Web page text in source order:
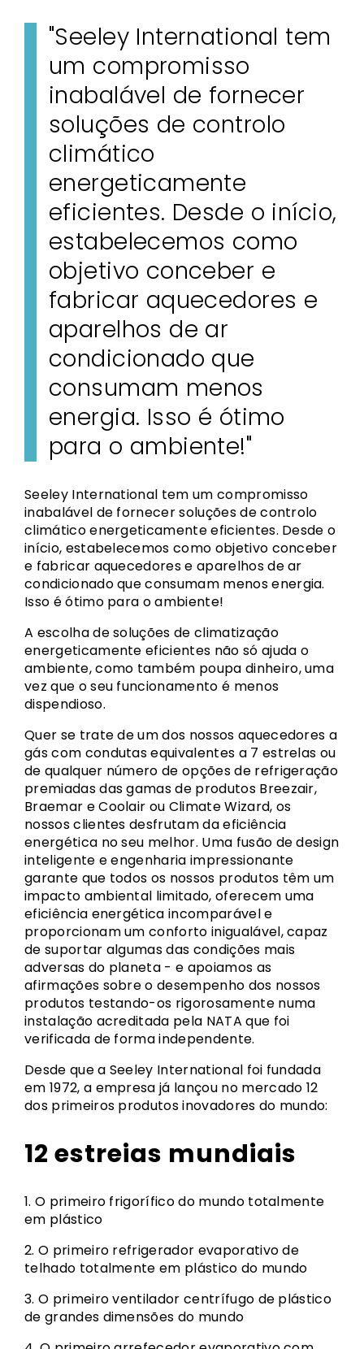
"Seeley International tem
um compromisso
inabalável de fornecer
soluções de controlo
climático
energeticamente
eficientes. Desde o início,
estabelecemos como
objetivo conceber e
fabricar aquecedores e
aparelhos de ar
condicionado que
consumam menos
energia. Isso é ótimo
para o ambiente!"
Seeley International tem um compromisso
inabalável de fornecer soluções de controlo
climático energeticamente eficientes. Desde o
início, estabelecemos como objetivo conceber
e fabricar aquecedores e aparelhos de ar
condicionado que consumam menos energia.
Isso é ótimo para o ambiente!
A escolha de soluções de climatização
energeticamente eficientes não só ajuda o
ambiente, como também poupa dinheiro, uma
vez que o seu funcionamento é menos
dispendioso.
Quer se trate de um dos nossos aquecedores a
gás com condutas equivalentes a 7 estrelas ou
de qualquer número de opções de refrigeração
premiadas das gamas de produtos Breezair,
Braemar e Coolair ou Climate Wizard, os
nossos clientes desfrutam da eficiência
energética no seu melhor. Uma fusão de design
inteligente e engenharia impressionante
garante que todos os nossos produtos têm um
impacto ambiental limitado, oferecem uma
eficiência energética incomparável e
proporcionam um conforto inigualável, capaz
de suportar algumas das condições mais
adversas do planeta - e apoiamos as
afirmações sobre o desempenho dos nossos
produtos testando-os rigorosamente numa
instalação acreditada pela NATA que foi
verificada de forma independente.
Desde que a Seeley International foi fundada
em 1972, a empresa já lançou no mercado 12
dos primeiros produtos inovadores do mundo:
12 estreias mundiais
1. O primeiro frigorífico do mundo totalmente
em plástico
2. O primeiro refrigerador evaporativo de
telhado totalmente em plástico do mundo
3. O primeiro ventilador centrífugo de plástico
de grandes dimensões do mundo